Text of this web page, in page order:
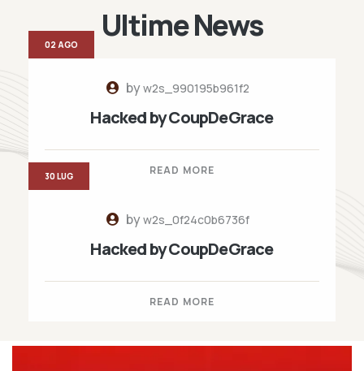
Ultime News
byw2s_990195b961f2
Hacked by CoupDeGrace
READ MORE
02 AGO
byw2s_0f24c0b6736f
Hacked by CoupDeGrace
READ MORE
30 LUG